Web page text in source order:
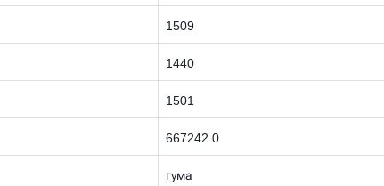
1509
1440
1501
667242.0
гума